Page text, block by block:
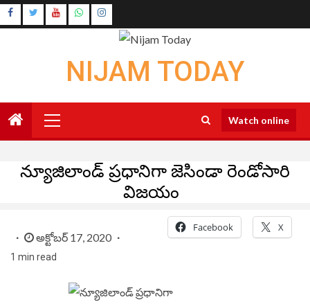
Skip
to
Instagram
NIJAM TODAY
Menu
Watch online
న్యూజిలాండ్ ప్రధానిగా జెసిండా రెండోసారి
విజయం
అక్టోబర్ 17, 2020
1 min read
Facebook X